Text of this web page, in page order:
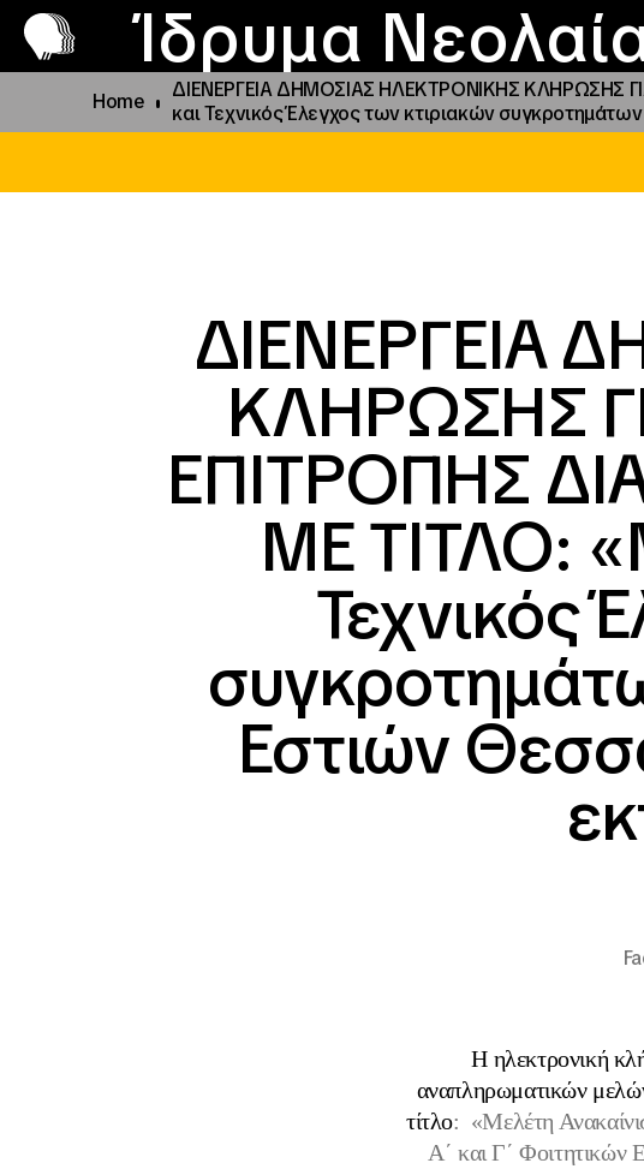
Ίδρυμα
Home
ΔΙΕΝΕΡΓΕΙΑ ΔΗΜΟΣΙΑΣ ΗΛΕΚΤΡΟΝΙΚΗΣ ΚΛΗΡΩΣΗΣ
και Τεχνικός Έλεγχος των κτιριακών συγκροτημάτων
ΔΙΕΝΕΡΓΕΙΑ
ΚΛΗΡΩΣΗΣ
ΕΠΙΤΡΟΠΗΣ
ΜΕ ΤΙΤΛΟ:
Τεχνικός
Εστιών
Η ηλεκτρονική
αναπληρωματικών
τίτλο: «Μελέτη
Α΄ και Γ΄